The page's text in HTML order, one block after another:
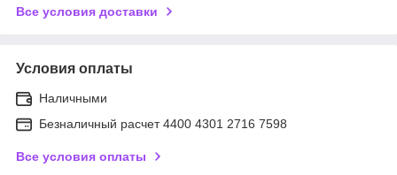
Все условия доставки
Условия оплаты
Наличными
Безналичный расчет 4400 4301 2716 7598
Все условия оплаты